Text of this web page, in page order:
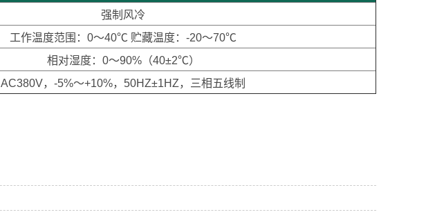
强制风冷
工作温度范围：0～40℃ 贮藏温度：-20～70℃
相对湿度：0～90%（40±2℃）
AC380V，-5%～+10%，50HZ±1HZ，三相五线制